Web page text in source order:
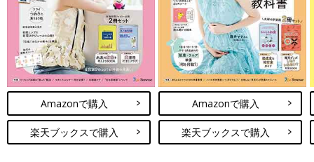
用を避けるあまり使用を控えすぎると、白血病が治る確率を下げ
てしまいます。白血病の長期生存がここ数十年でどんどん向上し
ているのは、抗生剤による感染対策などの補助治療が向上したた
めに、強い治療が可能になったことが大きく貢献しています。
また日本では、輸血に対する検査は高い精度で行われているた
め、輸血が確実にできるようになってきたことも大きいです。し
かし、輸血で感染症にかかるリスクがゼロではないため、輸血の
回数は最小限にとどめるようにします。治療現場では患者さんの
負担を最小限にすることをめざしつつ、治る確率が高くなるよう
Amazonで購入
楽天ブックスで購入
Amazonで購入
楽天ブックスで購入